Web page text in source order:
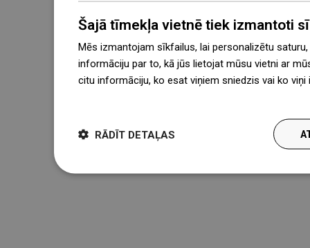
Šajā tīmekļa vietnē tiek izmantoti
Mēs izmantojam sīkfailus, lai personalizētu
informāciju par to, kā jūs lietojat mūsu vietni ar
citu informāciju, ko esat viņiem sniedzis vai ko
RĀDĪT DETAĻAS